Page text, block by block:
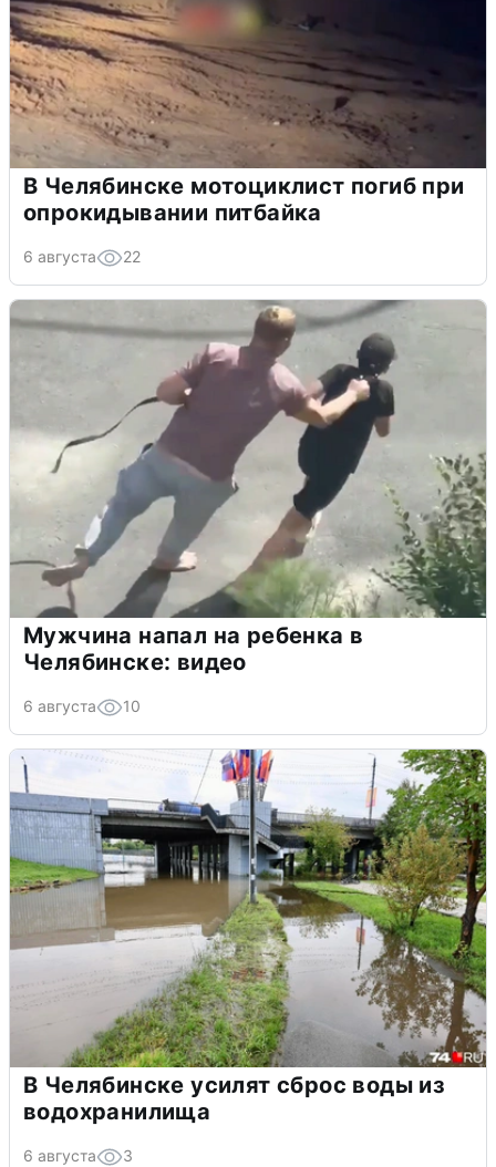
В Челябинске мотоциклист погиб при
опрокидывании питбайка
6 августа 22
Мужчина напал на ребенка в
Челябинске: видео
6 августа 10
В Челябинске усилят сброс воды из
водохранилища
6 августа 3